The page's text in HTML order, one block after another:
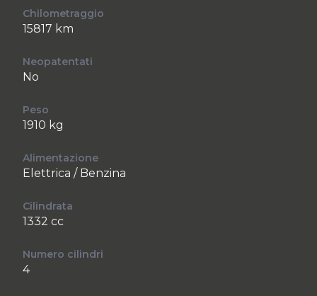
Chilometraggio
15817 km
Neopatentati
No
Peso
1910 kg
Alimentazione
Elettrica / Benzina
Cilindrata
1332 cc
Numero cilindri
4